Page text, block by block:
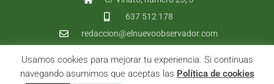
637 512 178
redaccion@elnuevoobservador.com
Copyright ©2026 El Nuevo Observador | Sumurdigital Diseño web
Usamos cookies para mejorar tu experiencia. Si continuas
navegando asumimos que aceptas las Política de cookies